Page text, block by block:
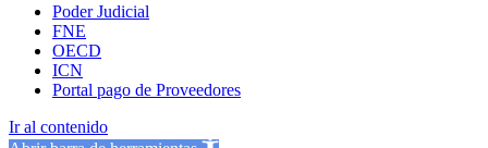
Poder Judicial
FNE
OECD
ICN
Portal pago de Proveedores
Ir al contenido